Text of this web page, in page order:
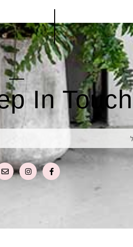
In Touch